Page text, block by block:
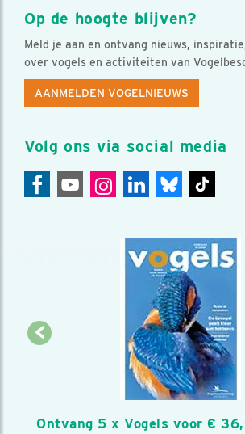
Op de hoogte blijven?
Meld je aan en ontvang nieuws,
over vogels en activiteiten van
AANMELDEN VOGELNIEUWS
Volg ons via social media
Ontvang 5 x Vogels voor €